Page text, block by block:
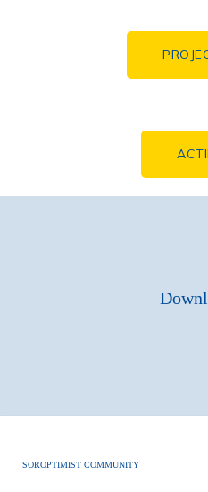
SOROPTIMIST COMMUNITY